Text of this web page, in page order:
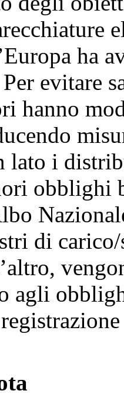
ha
evitare
hanno
lato i
obblighi
di
agli